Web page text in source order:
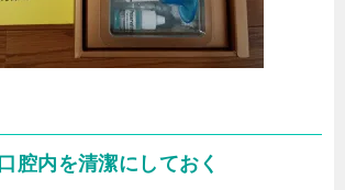
腔内を清潔にしておく